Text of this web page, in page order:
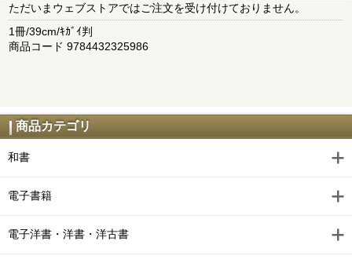
ただいまウェブストアではご注文を受け付けておりません。
1冊/39cm/ｷｶﾞｲ判
商品コード 9784432325986
商品カテゴリ
和書
電子書籍
電子洋書・洋書・洋古書